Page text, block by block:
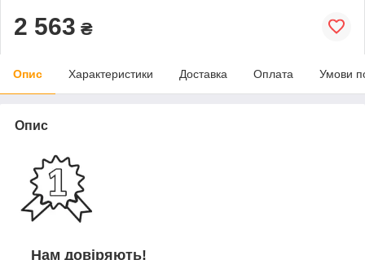
2 563 ₴
Опис Характеристики Доставка Оплата Умови
Опис
Нам довіряють!